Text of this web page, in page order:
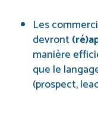
Les
devront
manière
que le
(prospect,